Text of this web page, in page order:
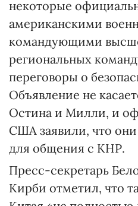
некоторые
американскими
командующими
региональных
переговоры о
Объявление не
Остина и Милли, и
США заявили, что
для общения с КНР.
Пресс-секретарь
Кирби отметил, что